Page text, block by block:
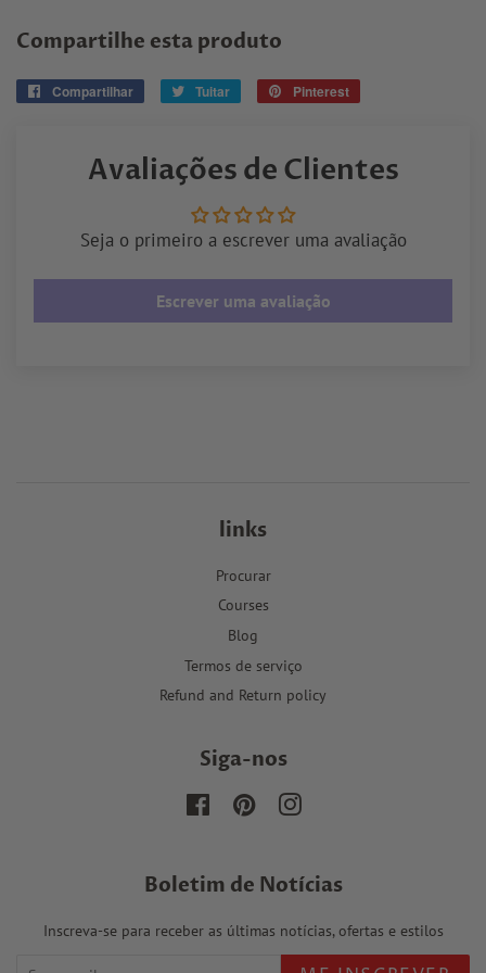
Compartilhe esta produto
Compartilhar
Compartilhar
Tuitar Tuitar Pinterest
Avaliações de Clientes
Seja o primeiro a escrever uma avaliação
Escrever uma avaliação
links
Procurar
Courses
Blog
Termos de serviço
Refund and Return policy
Siga-nos
FacebookPinterestInstagram
Boletim de Notícias
Inscreva-se para receber as últimas notícias, ofertas e estilos